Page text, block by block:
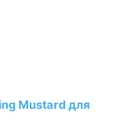
Mustard для